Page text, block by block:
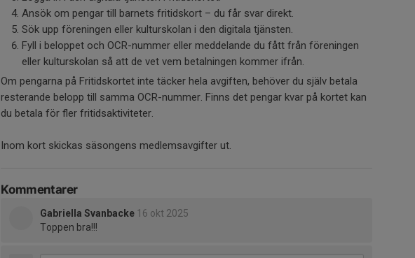
Ansök om pengar till barnets fritidskort – du får svar direkt.
Sök upp föreningen eller kulturskolan i den digitala tjänsten.
Fyll i beloppet och OCR-nummer eller meddelande du fått från föreningen
eller kulturskolan så att de vet vem betalningen kommer ifrån.
Om pengarna på Fritidskortet inte täcker hela avgiften, behöver du själv betala
resterande belopp till samma OCR-nummer. Finns det pengar kvar på kortet kan
du betala för fler fritidsaktiviteter.
Inom kort skickas säsongens medlemsavgifter ut.
Kommentarer
Gabriella Svanbacke 16 okt 2025
Toppen bra!!!